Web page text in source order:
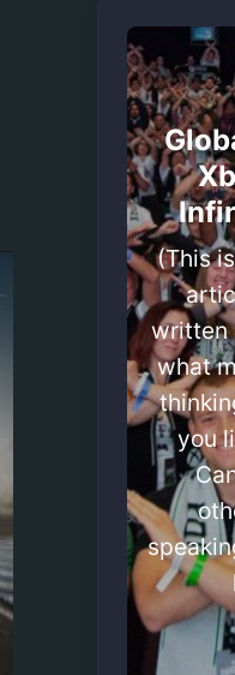
(This
written
what
you